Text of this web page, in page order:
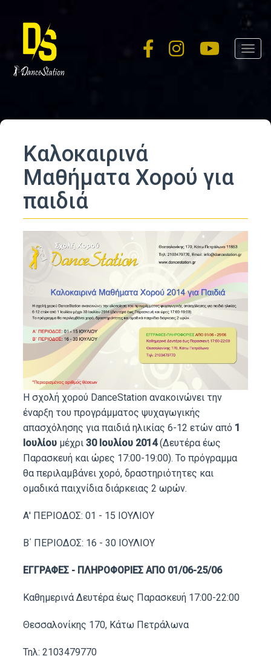
content
Καλοκαιρινά
Μαθήματα Χορού για
παιδιά
Η σχολή χορού DanceStation ανακοινώνει την
έναρξη του προγράμματος ψυχαγωγικής
απασχόλησης για παιδιά ηλικίας 6-12 ετών από 1
Ιουλίου μέχρι 30 Ιουλίου 2014(Δευτέρα έως
Παρασκευή και ώρες 17:00-19:00). Το πρόγραμμα
θα περιλαμβάνει χορό, δραστηριότητες και
ομαδικά παιχνίδια διάρκειας 2 ωρών.
Α' ΠΕΡΙΟΔΟΣ: 01 - 15 ΙΟΥΛΙΟΥ
Β΄ ΠΕΡΙΟΔΟΣ: 16 - 30 ΙΟΥΛΙΟΥ
ΕΓΓΡΑΦΕΣ - ΠΛΗΡΟΦΟΡΙΕΣ ΑΠΟ 01/06-25/06
Καθημερινά Δευτέρα έως Παρασκευή 17:00-22:00
Θεσσαλονίκης 170, Κάτω Πετράλωνα
Τηλ: 2103479770